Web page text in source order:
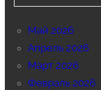
Май 2026
Апрель 2026
Март 2026
Февраль 2026